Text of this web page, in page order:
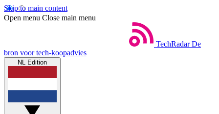
Skip to main content
Open menu Close main menu
TechRadar De
bron voor tech-koopadvies
NL Edition